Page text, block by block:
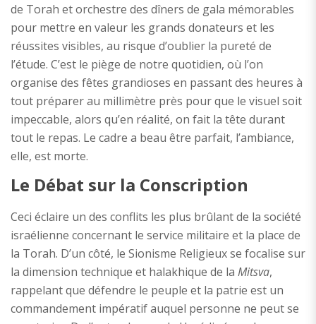
de Torah et orchestre des dîners de gala mémorables
pour mettre en valeur les grands donateurs et les
réussites visibles, au risque d’oublier la pureté de
l’étude. C’est le piège de notre quotidien, où l’on
organise des fêtes grandioses en passant des heures à
tout préparer au millimètre près pour que le visuel soit
impeccable, alors qu’en réalité, on fait la tête durant
tout le repas. Le cadre a beau être parfait, l’ambiance,
elle, est morte.
Le Débat sur la Conscription
Ceci éclaire un des conflits les plus brûlant de la société
israélienne concernant le service militaire et la place de
la Torah. D’un côté, le Sionisme Religieux se focalise sur
la dimension technique et halakhique de la Mitsva,
rappelant que défendre le peuple et la patrie est un
commandement impératif auquel personne ne peut se